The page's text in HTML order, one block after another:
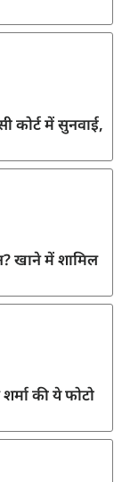
कोर्ट में सुनवाई,
खाने में शामिल
की ये फोटो